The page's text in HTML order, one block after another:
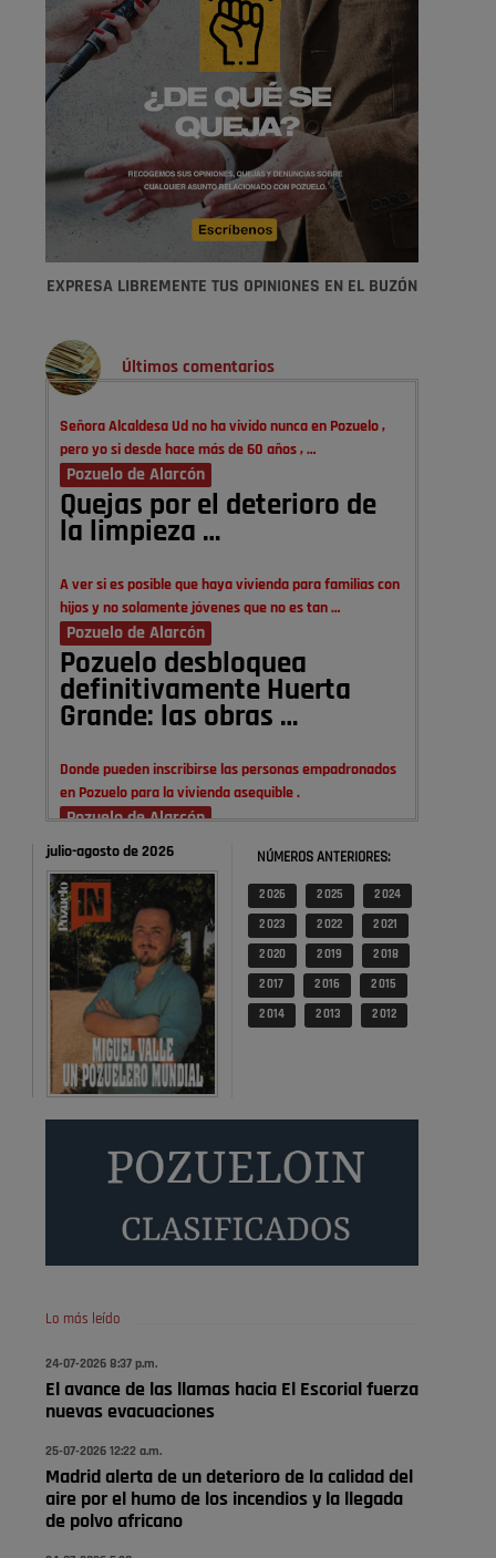
EXPRESA LIBREMENTE TUS OPINIONES EN EL BUZÓN
Últimos comentarios
Señora Alcaldesa Ud no ha vivido nunca en Pozuelo ,
pero yo si desde hace más de 60 años , …
Pozuelo de Alarcón
Quejas por el deterioro de
la limpieza …
A ver si es posible que haya vivienda para familias con
hijos y no solamente jóvenes que no es tan …
Pozuelo de Alarcón
Pozuelo desbloquea
definitivamente Huerta
Grande: las obras …
Donde pueden inscribirse las personas empadronados
en Pozuelo para la vivienda asequible .
Pozuelo de Alarcón
Pozuelo desbloquea
definitivamente Huerta
Grande: las obras …
También pienso que si no fuéramos tan sucios no haría
falta denunciar nada
Pozuelo de Alarcón
Quejas por el deterioro de
la limpieza …
Pozuelo de Alarcón
🔴 EXCLUSIVA | El comisario
de la …
😆Durán menos qué un caramelo en la puerta de un
Pozuelo de Alarcón
🔴 EXCLUSIVA | El comisario
de la …
Pozuelo de Alarcón
🔴 EXCLUSIVA | El comisario
de la …
julio-agosto de 2026 NÚMEROS ANTERIORES:
2 026 2 025 2 024
2 023 2 022 2 021
2 020 2 019 2 018
2 017 2 016 2 015
2 014 2 013 2 012
Lo más leído
24-07-2026 8:37 p.m.
El avance de las llamas hacia El Escorial fuerza
nuevas evacuaciones
25-07-2026 12:22 a.m.
Madrid alerta de un deterioro de la calidad del
aire por el humo de los incendios y la llegada
de polvo africano